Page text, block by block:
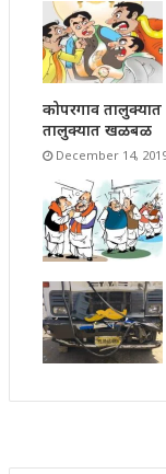
कोपरगाव
तालुक्यात खळबळ
December 14,